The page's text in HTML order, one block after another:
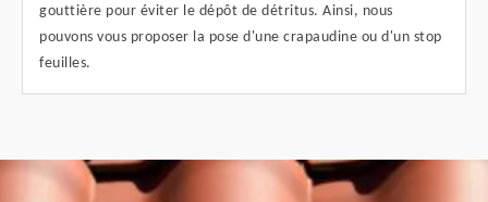
gouttière pour éviter le dépôt de détritus. Ainsi, nous
pouvons vous proposer la pose d'une crapaudine ou d'un stop
feuilles.